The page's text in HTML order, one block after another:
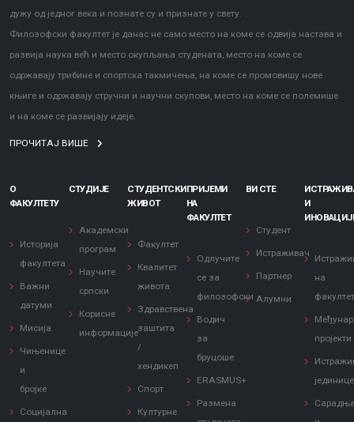
дужу од једног века и познате су и признате у свету.
Филозофски факултет је данас не само место на коме се одвија настава и
развија наука већ и место окупљања студената, место на коме се
одржавају трибине и спортска такмичења, на коме се промовишу нове
књиге и одржавају стручни и научни скупови, место на коме се полемише
и на коме се развијају идеје.
ПРОЧИТАЈ ВИШЕ
О
ФАКУЛТЕТУ
Историја
факултета
Важни
датуми
Мисија
Чињенице
и
бројке
Социјална
СТУДИЈЕ
Академски
програм
Научите
српски
Корисне
информације
СТУДЕНТСКИ
ЖИВОТ
Факултет
Квалитет
живота
Здравствена
заштита
/
хендикеп
Спорт
Културне
ПРИЈЕМИ
НА
ФАКУЛТЕТ
Одлучите
се за
филозофски
Водич
за
бруцоше
ERASMUS+
Размена
ВИ СТЕ
Студент
Истраживач
Партнер
Алумни
И
на
пројекти
јединице